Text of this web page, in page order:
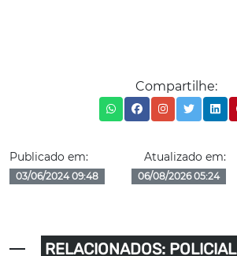
Compartilhe:
Publicado em:
03/06/2024 09:48
Atualizado em:
06/08/2026 05:24
RELACIONADOS: POLICIAL